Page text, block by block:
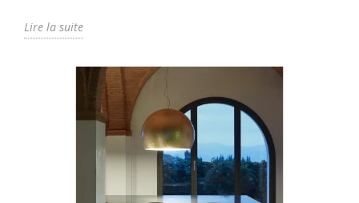
Lire la suite